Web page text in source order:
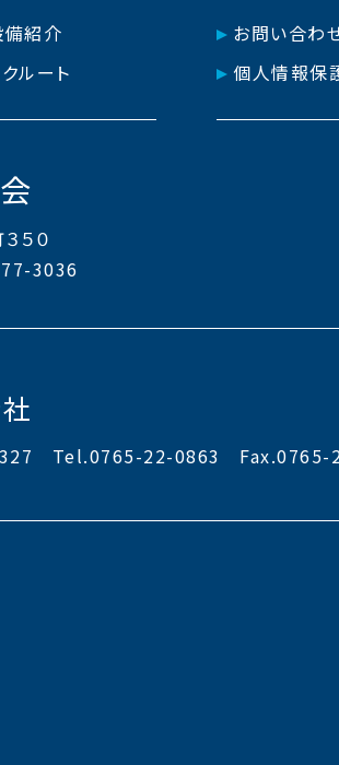
備紹介
ルート
お問い合わ
個人情報保
５０
3036
Tel.0765-22-0863 Fax.0765-